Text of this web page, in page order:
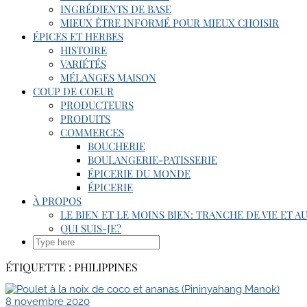
INGRÉDIENTS DE BASE
MIEUX ÊTRE INFORMÉ POUR MIEUX CHOISIR
ÉPICES ET HERBES
HISTOIRE
VARIÉTÉS
MÉLANGES MAISON
COUP DE COEUR
PRODUCTEURS
PRODUITS
COMMERCES
BOUCHERIE
BOULANGERIE-PATISSERIE
ÉPICERIE DU MONDE
ÉPICERIE
À PROPOS
LE BIEN ET LE MOINS BIEN: TRANCHE DE VIE ET
QUI SUIS-JE?
SEARCH
ÉTIQUETTE : PHILIPPINES
8 novembre 2020